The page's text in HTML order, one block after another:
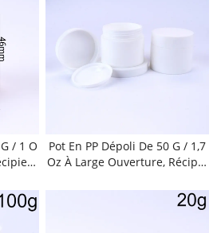
Pour
Ar
Usag
En V
Ou
E Pour Crème Pour Le Visage,
Gommage Corporel, Masque C
Apillaire, Masque Argileux, Ba
Ume Nettoyant, Usage Quotidi
En À La Maison, En Voyage Ou
/ 1 O
A
Pot En PP Dépoli De 50 G / 1,7
Oz À Large Ouverture, Récipie
E Couche Avec Couvercle Étan
Che À L'air, Sans BPA Et Étanc